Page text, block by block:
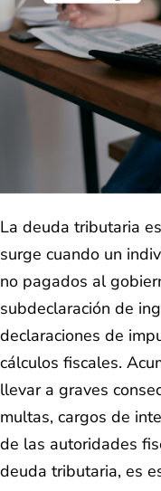
La deuda tributaria
surge cuando un
no pagados al
subdeclaración de
declaraciones de
cálculos fiscales.
llevar a graves
multas, cargos de
de las autoridades
deuda tributaria, es